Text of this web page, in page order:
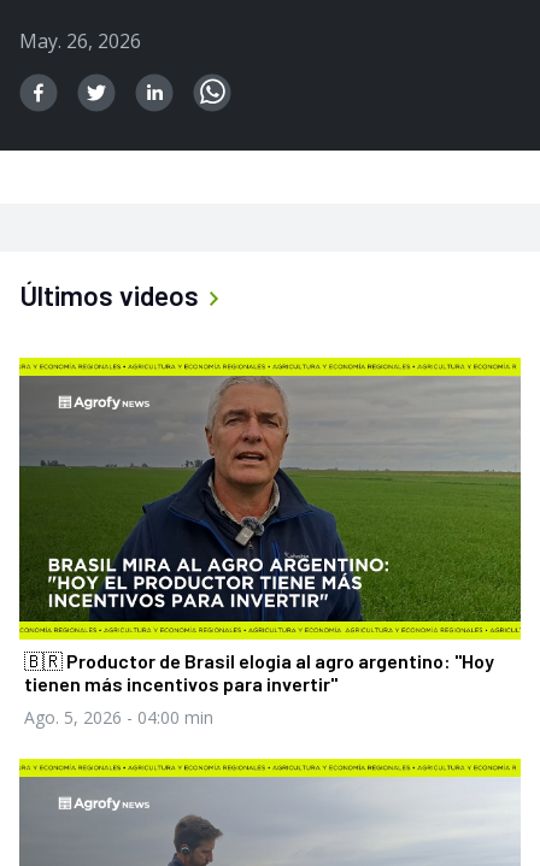
May. 26, 2026
Últimos videos
🇧🇷 Productor de Brasil elogia al agro argentino: "Hoy
tienen más incentivos para invertir"
Ago. 5, 2026 - 04:00 min